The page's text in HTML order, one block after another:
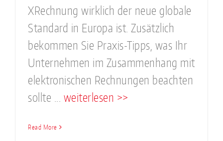
XRechnung wirklich der neue globale
Standard in Europa ist. Zusätzlich
bekommen Sie Praxis-Tipps, was Ihr
Unternehmen im Zusammenhang mit
elektronischen Rechnungen beachten
sollte ...
weiterlesen >>
Read More